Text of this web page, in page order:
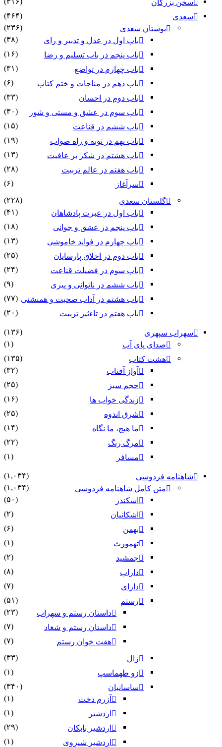
سخن بزرگان
سعدی
(۴۶۴)
بوستان سعدی
(۲۳۶)
باب اول در عدل و تدبیر و رای
(۳۸)
باب پنجم در باب تسلیم و رضا
(۱۶)
باب چهارم در تواضع
(۳۱)
باب دهم در مناجات و ختم کتاب
(۶)
باب دوم در احسان
(۳۳)
باب سوم در عشق و مستی و شور
(۳۰)
باب ششم در قناعت
(۱۵)
باب نهم در توبه و راه صواب
(۱۹)
باب هشتم در شکر بر عافیت
(۱۳)
باب هفتم در عالم تربیت
(۲۸)
سرآغاز
(۶)
گلستان سعدی
(۲۲۸)
باب اول در عبرت پادشاهان
(۴۱)
باب پنجم در عشق و جوانى
(۱۸)
باب چهارم در فواید خاموشى
(۱۳)
باب دوم در اخلاق پارسایان
(۲۵)
باب سوم در فضیلت قناعت
(۲۴)
باب ششم در ناتوانى و پیرى
(۹)
باب هشتم در آداب صحبت و همنشنى (۷۷)
باب هفتم در تاءثیر تربیت
(۲۰)
سهراب سپهری
(۱۳۶)
صدای پای آب
(۱)
هشت کتاب
(۱۳۵)
آواز آفتاب
(۳۲)
حجم سبز
(۲۵)
زندگی خواب ها
(۱۶)
شرق اندوه
(۲۵)
ما هیچ، ما نگاه
(۱۴)
مرگ رنگ
(۲۲)
مسافر
(۱)
شاهنامه فردوسی
(۱,۰۳۴)
متن کامل شاهنامه فردوسی
(۱,۰۳۴)
اسکندر
(۵۰)
اشکانیان
(۲)
بهمن
(۶)
تهمورث
(۱)
جمشید
(۲)
داراب
(۸)
دارای
(۷)
رستم
(۵۱)
داستان رستم و سهراب
(۲۳)
داستان رستم و شغاد
(۷)
هفت خوان رستم‏
(۷)
زال
(۳۳)
زو طهماسپ‏
(۱)
ساسانیان
(۳۴۰)
آزرم دخت
(۱)
اردشیر
(۱)
اردشیر بابکان
(۲۹)
اردشیر شیروی
(۱)